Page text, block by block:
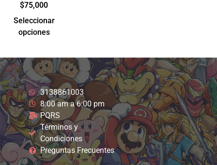
$75,000
Seleccionar
opciones
3138861003
8:00 am a 6:00 pm
PQRS
Términos y
Condiciones
Preguntas Frecuentes